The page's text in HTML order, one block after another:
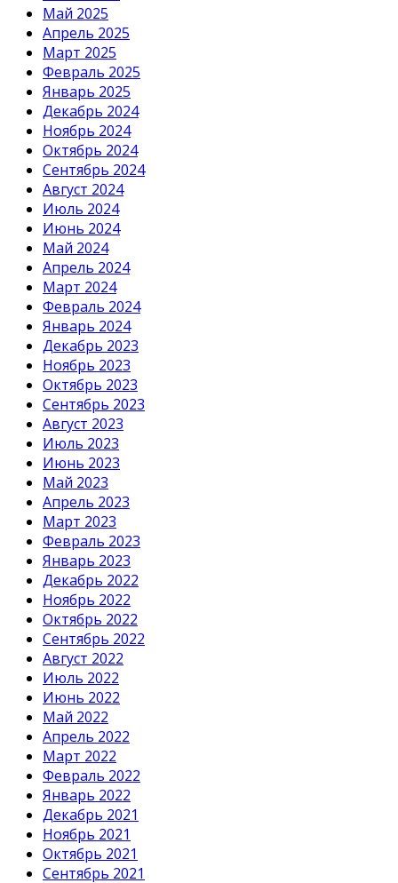
Май 2025
Апрель 2025
Март 2025
Февраль 2025
Январь 2025
Декабрь 2024
Ноябрь 2024
Октябрь 2024
Сентябрь 2024
Август 2024
Июль 2024
Июнь 2024
Май 2024
Апрель 2024
Март 2024
Февраль 2024
Январь 2024
Декабрь 2023
Ноябрь 2023
Октябрь 2023
Сентябрь 2023
Август 2023
Июль 2023
Июнь 2023
Май 2023
Апрель 2023
Март 2023
Февраль 2023
Январь 2023
Декабрь 2022
Ноябрь 2022
Октябрь 2022
Сентябрь 2022
Август 2022
Июль 2022
Июнь 2022
Май 2022
Апрель 2022
Март 2022
Февраль 2022
Январь 2022
Декабрь 2021
Ноябрь 2021
Октябрь 2021
Сентябрь 2021